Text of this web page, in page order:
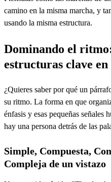
camino en la misma marcha, y
usando la misma estructura.
Dominando el
estructuras clave en
¿Quieres saber por qué un
su ritmo. La forma en que
énfasis y esas pequeñas señales
hay una persona detrás de las
Simple, Compuesta,
Compleja de un vistazo